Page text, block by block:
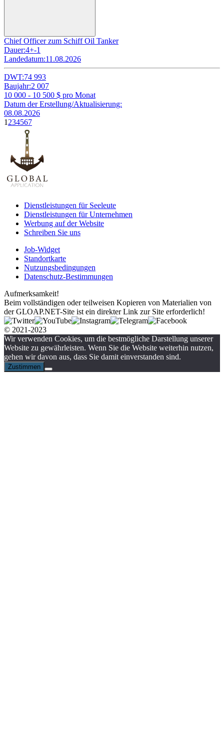
Chief Officer zum Schiff Oil Tanker
Dauer:4+-1
Landedatum:11.08.2026
DWT:74 993
Baujahr:2 007
10 000 - 10 500 $ pro Monat
Datum der Erstellung/Aktualisierung:
08.08.2026
1 234567
Dienstleistungen für Seeleute
Dienstleistungen für Unternehmen
Werbung auf der Website
Schreiben Sie uns
Job-Widget
Standortkarte
Nutzungsbedingungen
Datenschutz-Bestimmungen
Aufmerksamkeit!
Beim vollständigen oder teilweisen Kopieren von Materialien von
der GLOAP.NET-Site ist ein direkter Link zur Site erforderlich!
© 2021-2023
Wir verwenden Cookies, um die bestmögliche Darstellung unserer
Website zu gewährleisten. Wenn Sie die Website weiterhin nutzen,
gehen wir davon aus, dass Sie damit einverstanden sind.
Zustimmen